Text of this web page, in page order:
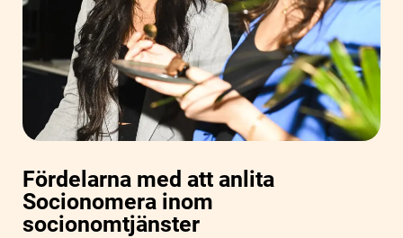
Fördelarna med att anlita
Socionomera inom
socionomtjänster